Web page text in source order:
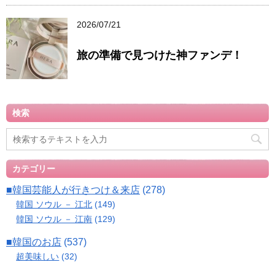
2026/07/21
旅の準備で見つけた神ファンデ！
検索
カテゴリー
■韓国芸能人が行きつけ＆来店 (278)
韓国 ソウル － 江北 (149)
韓国 ソウル － 江南 (129)
■韓国のお店 (537)
超美味しい (32)